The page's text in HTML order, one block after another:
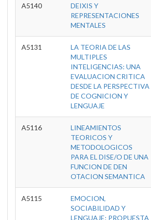
A5140
DEIXIS Y
REPRESENTACIONES
MENTALES
A5131
LA TEORIA DE LAS
MULTIPLES
INTELIGENCIAS: UNA
EVALUACION CRITICA
DESDE LA PERSPECTIVA
DE COGNICION Y
LENGUAJE
A5116
LINEAMIENTOS
TEORICOS Y
METODOLOGICOS
PARA EL DISE/O DE UNA
FUNCION DE DEN
OTACION SEMANTICA
A5115
EMOCION,
SOCIABILIDAD Y
LENGUAJE: PROPUESTA